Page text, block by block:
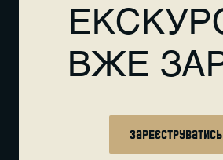
ВЖЕ
Зареєструватись